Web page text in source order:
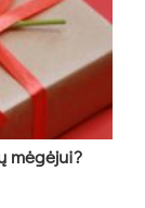
mėgėjui?